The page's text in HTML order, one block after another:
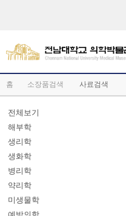
홈 소장품검색 사료검색
전체보기
해부학
생리학
생화학
병리학
약리학
미생물학